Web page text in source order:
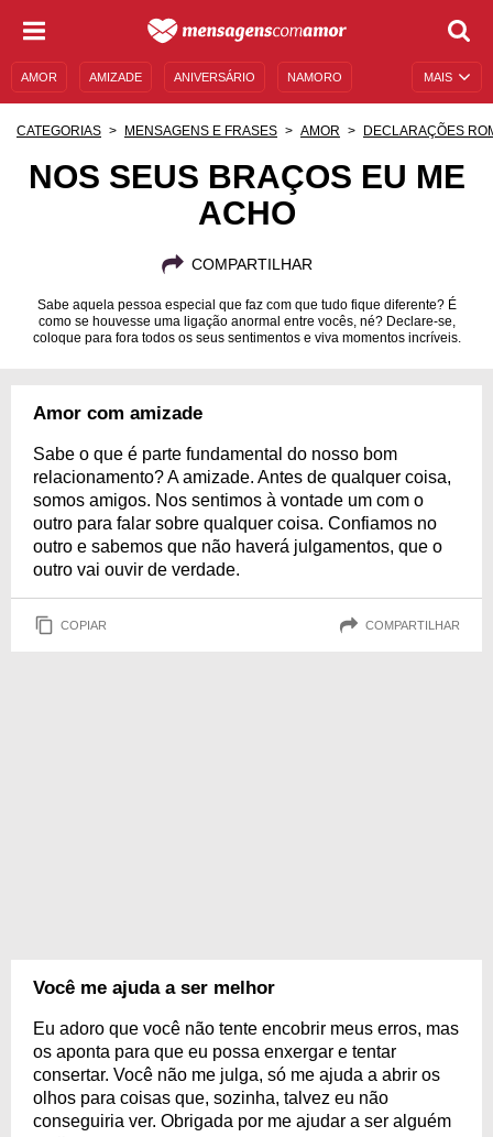
MAIS
AMOR AMIZADE ANIVERSÁRIO NAMORO
MENSAGENS DE ANIVERSÁRIO
CATEGORIAS MENSAGENS E FRASES AMOR DECLARAÇÕES
NOS SEUS BRAÇOS EU ME
ACHO
COMPARTILHAR
Sabe aquela pessoa especial que faz com que tudo fique diferente? É
como se houvesse uma ligação anormal entre vocês, né? Declare-se,
coloque para fora todos os seus sentimentos e viva momentos incríveis.
Amor com amizade
Sabe o que é parte fundamental do nosso bom
relacionamento? A amizade. Antes de qualquer coisa,
somos amigos. Nos sentimos à vontade um com o
outro para falar sobre qualquer coisa. Confiamos no
outro e sabemos que não haverá julgamentos, que o
outro vai ouvir de verdade.
COPIAR COMPARTILHAR
Você me ajuda a ser melhor
Eu adoro que você não tente encobrir meus erros, mas
os aponta para que eu possa enxergar e tentar
consertar. Você não me julga, só me ajuda a abrir os
olhos para coisas que, sozinha, talvez eu não
conseguiria ver. Obrigada por me ajudar a ser alguém